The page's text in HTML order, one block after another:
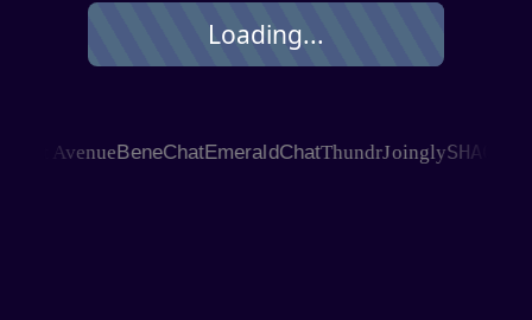
Loading...
AvenueBeneChatEmeraldChatThundrJoinglySHAGLE